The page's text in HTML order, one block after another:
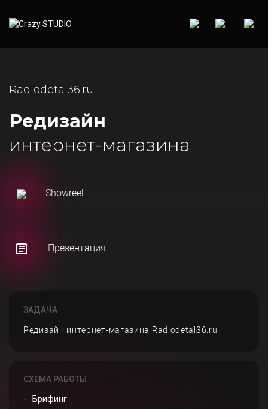
Radiodetal36.ru
Редизайн
интернет-магазина
Showreel
Презентация
ЗАДАЧА
Редизайн интернет-магазина Radiodetal36.ru
СХЕМА РАБОТЫ
Брифинг